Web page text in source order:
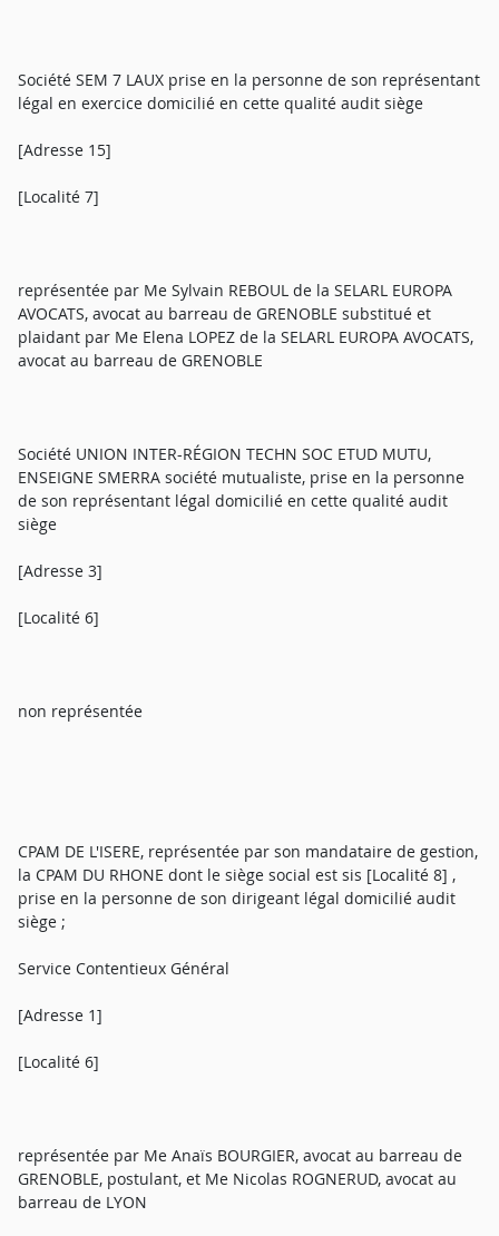
Société SEM 7 LAUX prise en la personne de son représentant
légal en exercice domicilié en cette qualité audit siège
[Adresse 15]
[Localité 7]
représentée par Me Sylvain REBOUL de la SELARL EUROPA
AVOCATS, avocat au barreau de GRENOBLE substitué et
plaidant par Me Elena LOPEZ de la SELARL EUROPA AVOCATS,
avocat au barreau de GRENOBLE
Société UNION INTER-RÉGION TECHN SOC ETUD MUTU,
ENSEIGNE SMERRA société mutualiste, prise en la personne
de son représentant légal domicilié en cette qualité audit
siège
[Adresse 3]
[Localité 6]
non représentée
CPAM DE L'ISERE, représentée par son mandataire de gestion,
la CPAM DU RHONE dont le siège social est sis [Localité 8] ,
prise en la personne de son dirigeant légal domicilié audit
siège ;
Service Contentieux Général
[Adresse 1]
[Localité 6]
représentée par Me Anaïs BOURGIER, avocat au barreau de
GRENOBLE, postulant, et Me Nicolas ROGNERUD, avocat au
barreau de LYON